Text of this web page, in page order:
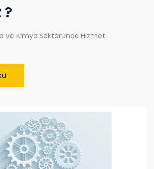
?
ve Kimya Sektöründe Hizmet